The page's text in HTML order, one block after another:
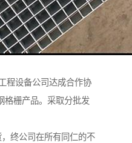
程设备公司达成合作协
格栅产品。采取分批发
终公司在所有同仁的不